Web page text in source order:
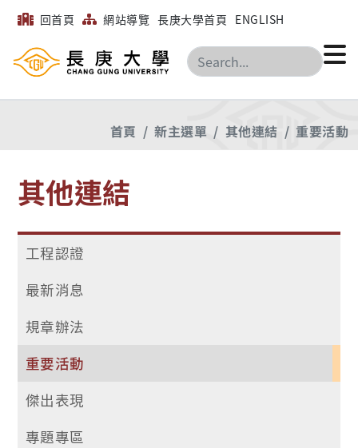
回首頁 網站導覽 長庚大學首頁 ENGLISH
搜尋
首頁 新主選單 其他連結 重要活動
其他連結
工程認證
最新消息
規章辦法
重要活動
傑出表現
專題專區